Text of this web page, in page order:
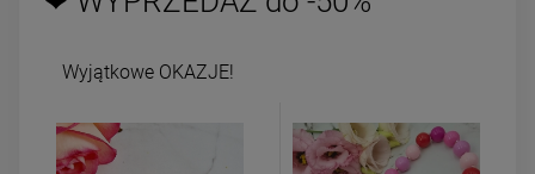
Wyjątkowe OKAZJE!